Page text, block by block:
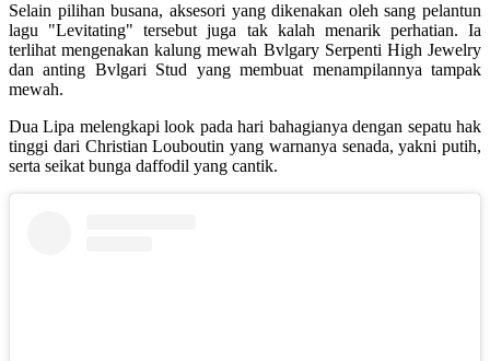
Selain pilihan busana, aksesori yang dikenakan oleh sang pelantun
lagu "Levitating" tersebut juga tak kalah menarik perhatian. Ia
terlihat mengenakan kalung mewah Bvlgary Serpenti High Jewelry
dan anting Bvlgari Stud yang membuat menampilannya tampak
mewah.
Dua Lipa melengkapi look pada hari bahagianya dengan sepatu hak
tinggi dari Christian Louboutin yang warnanya senada, yakni putih,
serta seikat bunga daffodil yang cantik.